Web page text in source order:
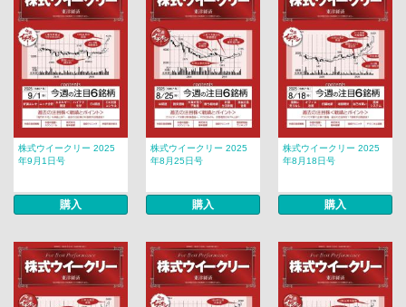
株式ウイークリー 2025
年9月1日号
購入
株式ウイークリー 2025
年8月25日号
購入
株式ウイークリー 2025
年8月18日号
購入